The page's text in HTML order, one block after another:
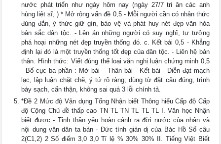
nước phát triển như ngày hôm nay (ngày 27/7 tri ân các anh
hùng liệt sĩ, ) * Mở rộng vấn đề 0,5 - Mỗi người cần có nhận thức
đúng đắn, ý thức giữ gìn, bảo vệ và phát huy nét đẹp văn hóa
bản sắc dân tộc. - Lên án những người có suy nghĩ, tư tưởng
phá hoại những nét đẹp truyền thống đó. c. Kết bài 0,5 - Khẳng
định lại đó là một truyền thống tốt đẹp của dân tộc. - Liên hệ bản
thân. Hình thức: Viết đúng thể loại văn nghị luận chứng minh 0,5
- Bố cục ba phần : Mở bài – Thân bài - Kết bài - Diễn đạt mạch
lạc, lập luận chặt chẽ, ý tứ rõ ràng; dùng từ đặt câu đúng, trình
bày sạch, cẩn thận, không sai quá 3 lỗi chính tả.
*Đề 2 Mức độ Vận dụng Tổng Nhận biết Thông hiểu Cấp độ Cấp
độ Cộng Chủ đề thấp cao TN TL TN TL TL TL I. Văn học Nhận
biết được - Tinh thần yêu hoàn cảnh ra đời nước của nhân và
nội dung văn dân ta bản - Đức tính giản dị của Bác Hồ Số câu
2(C1,2) 2 Số điểm 3,0 3,0 Tỉ lệ % 30% 30% II. Tiếng Việt Biết